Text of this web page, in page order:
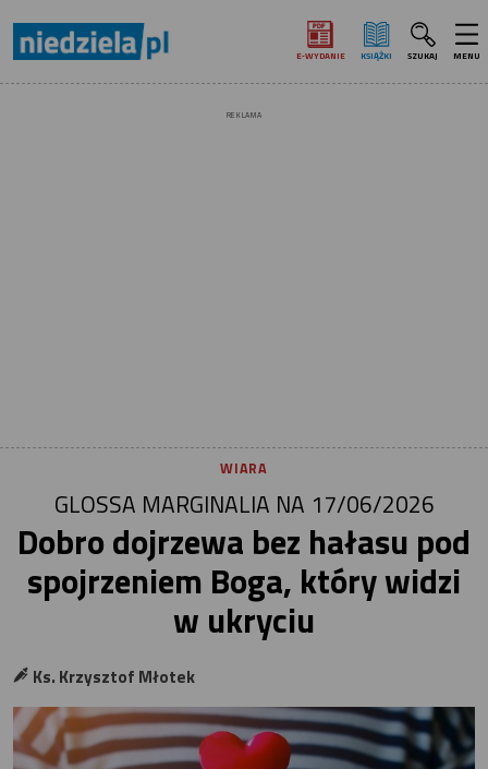
E‑WYDANIE KSIĄŻKI SZUKAJ MENU
REKLAMA
WIARA
GLOSSA MARGINALIA NA 17/06/2026
Dobro dojrzewa bez hałasu pod
spojrzeniem Boga, który widzi
w ukryciu
Ks. Krzysztof Młotek